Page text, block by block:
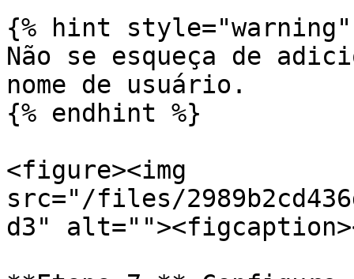
{% hint style="warning"
Não se esqueça de
nome de usuário.
{% endhint %}
<figure><img
src="/files/
d3"